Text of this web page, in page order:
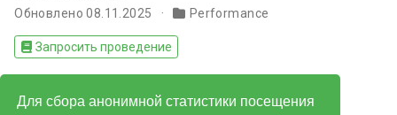
Для сбора анонимной статистики посещения
Обновлено 08.11.2025
Performance
Запросить проведение